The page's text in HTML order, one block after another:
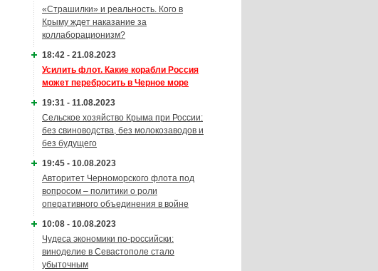
«Страшилки» и реальность. Кого в
Крыму ждет наказание за
коллаборационизм?
18:42 - 21.08.2023
Усилить флот. Какие корабли Россия
может перебросить в Черное море
19:31 - 11.08.2023
Сельское хозяйство Крыма при России:
без свиноводства, без молокозаводов и
без будущего
19:45 - 10.08.2023
Авторитет Черноморского флота под
вопросом – политики о роли
оперативного объединения в войне
10:08 - 10.08.2023
Чудеса экономики по-российски:
виноделие в Севастополе стало
убыточным